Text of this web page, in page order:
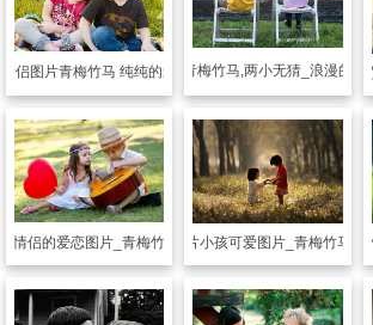
情侣图片青梅竹马 纯纯的爱
情侣图片 青梅竹马,两小无猜_浪漫的少
情侣图片青梅
小情侣的爱恋图片_青梅竹马的小情侣
情侣图片小孩可爱图片_青梅竹马的
情侣图片青